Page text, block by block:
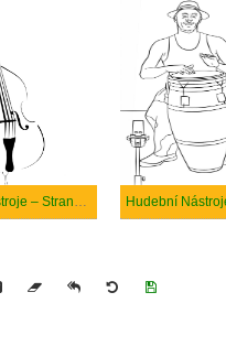
Hudební Nástroje – Strana 6